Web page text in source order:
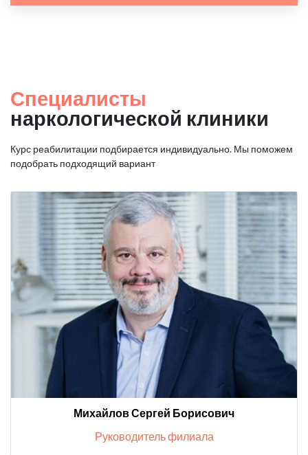
Специалисты
наркологической клиники
Курс реабилитации подбирается индивидуально. Мы поможем
подобрать подходящий вариант
Михайлов Сергей Борисович
Руководитель филиала